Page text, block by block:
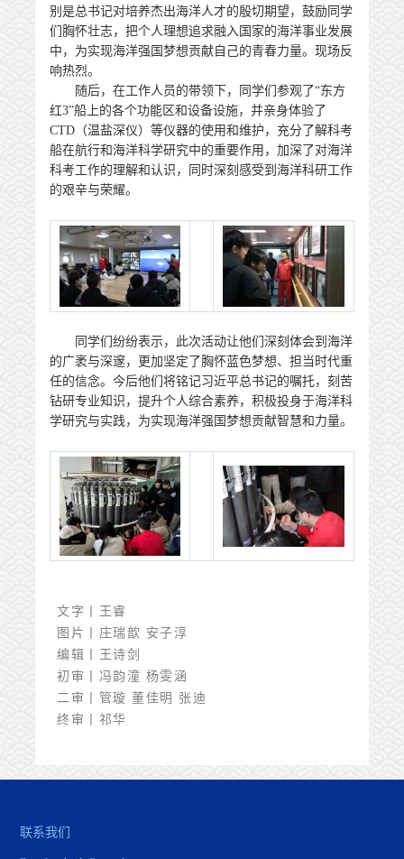
别是总书记对培养杰出海洋人才的殷切期望，鼓励同学
们胸怀壮志，把个人理想追求融入国家的海洋事业发展
中，为实现海洋强国梦想贡献自己的青春力量。现场反
响热烈。
随后，在工作人员的带领下，同学们参观了“东方
红3”船上的各个功能区和设备设施，并亲身体验了
CTD（温盐深仪）等仪器的使用和维护，充分了解科考
船在航行和海洋科学研究中的重要作用，加深了对海洋
科考工作的理解和认识，同时深刻感受到海洋科研工作
的艰辛与荣耀。
同学们纷纷表示，此次活动让他们深刻体会到海洋
的广袤与深邃，更加坚定了胸怀蓝色梦想、担当时代重
任的信念。今后他们将铭记习近平总书记的嘱托，刻苦
钻研专业知识，提升个人综合素养，积极投身于海洋科
学研究与实践，为实现海洋强国梦想贡献智慧和力量。
文字丨王睿
图片丨庄瑞歆 安子淳
编辑丨王诗剑
初审丨冯韵潼 杨雯涵
二审丨管璇 董佳明 张迪
终审丨祁华
联系我们